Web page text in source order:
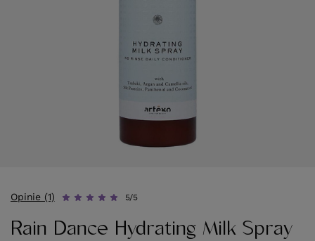
Opinie (1) 5/5
Rain Dance Hydrating Milk Spray